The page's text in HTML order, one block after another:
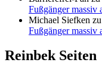
Fußgänger massiv
Michael Siefken zu
Fußgänger massiv
Reinbek Seiten